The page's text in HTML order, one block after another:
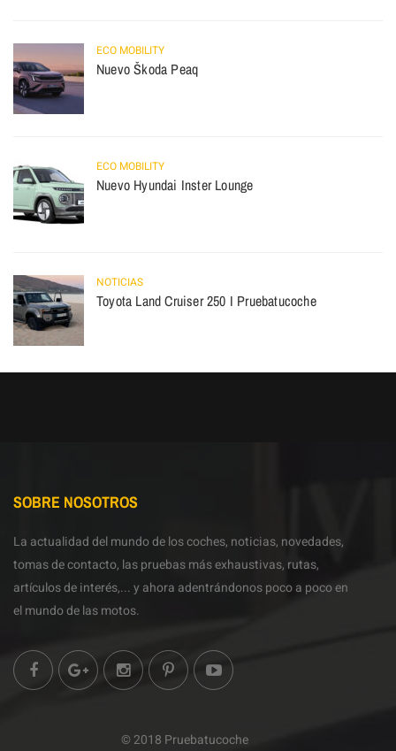
ECO MOBILITY
Nuevo Škoda Peaq
ECO MOBILITY
Nuevo Hyundai Inster Lounge
NOTICIAS
Toyota Land Cruiser 250 I Pruebatucoche
SOBRE NOSOTROS
La actualidad del mundo de los coches, noticias, novedades,
tomas de contacto, las pruebas más exhaustivas, rutas,
artículos de interés,... y ahora adentrándonos poco a poco en
el mundo de las motos.
© 2018 Pruebatucoche